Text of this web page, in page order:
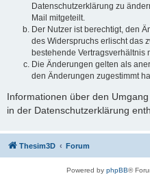
Datenschutzerklärung zu
Mail mitgeteilt.
Der Nutzer ist berechtigt, den
des Widerspruchs erlischt das
bestehende Vertragsverhältnis
Die Änderungen gelten als
den Änderungen zugestimmt
Informationen über den
in der Datenschutzerklärung
Thesim3D Forum
Powered by phpBB®